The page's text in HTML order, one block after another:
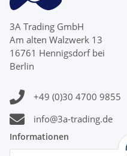
3A Trading GmbH
Am alten Walzwerk 13
16761 Hennigsdorf bei
Berlin
+49 (0)30 4700 9855
info@3a-trading.de
Informationen